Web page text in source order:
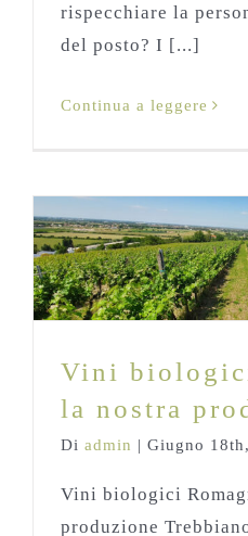
rispecchiare la
del posto? I [...]
Continua a leggere
Vini biologici
Vini
la nostra
Di admin | Giugno
Vini biologici
produzione